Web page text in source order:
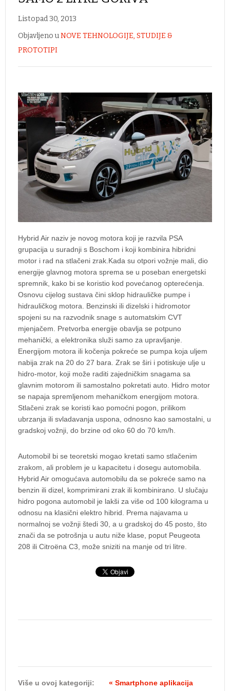
Listopad 30, 2013
Objavljeno uNOVE TEHNOLOGIJE, STUDIJE &
PROTOTIPI
Hybrid Air naziv je novog motora koji je razvila PSA
grupacija u suradnji s Boschom i koji kombinira hibridni
motor i rad na stlačeni zrak.Kada su otpori vožnje mali, dio
energije glavnog motora sprema se u poseban energetski
spremnik, kako bi se koristio kod povećanog opterećenja.
Osnovu cijelog sustava čini sklop hidrauličke pumpe i
hidrauličkog motora. Benzinski ili dizelski i hidromotor
spojeni su na razvodnik snage s automatskim CVT
mjenjačem. Pretvorba energije obavlja se potpuno
mehanički, a elektronika služi samo za upravljanje.
Energijom motora ili kočenja pokreće se pumpa koja uljem
nabija zrak na 20 do 27 bara. Zrak se širi i potiskuje ulje u
hidro-motor, koji može raditi zajedničkim snagama sa
glavnim motorom ili samostalno pokretati auto. Hidro motor
se napaja spremljenom mehaničkom energijom motora.
Stlačeni zrak se koristi kao pomoćni pogon, prilikom
ubrzanja ili svladavanja uspona, odnosno kao samostalni, u
gradskoj vožnji, do brzine od oko 60 do 70 km/h.
Automobil bi se teoretski mogao kretati samo stlačenim
zrakom, ali problem je u kapacitetu i dosegu automobila.
Hybrid Air omogućava automobilu da se pokreće samo na
benzin ili dizel, komprimirani zrak ili kombinirano. U slučaju
hidro pogona automobil je lakši za više od 100 kilograma u
odnosu na klasični elektro hibrid. Prema najavama u
normalnoj se vožnji štedi 30, a u gradskoj do 45 posto, što
znači da se potrošnja u autu niže klase, poput Peugeota
208 ili Citroëna C3, može sniziti na manje od tri litre.
Više u ovoj kategoriji:
« Smartphone aplikacija